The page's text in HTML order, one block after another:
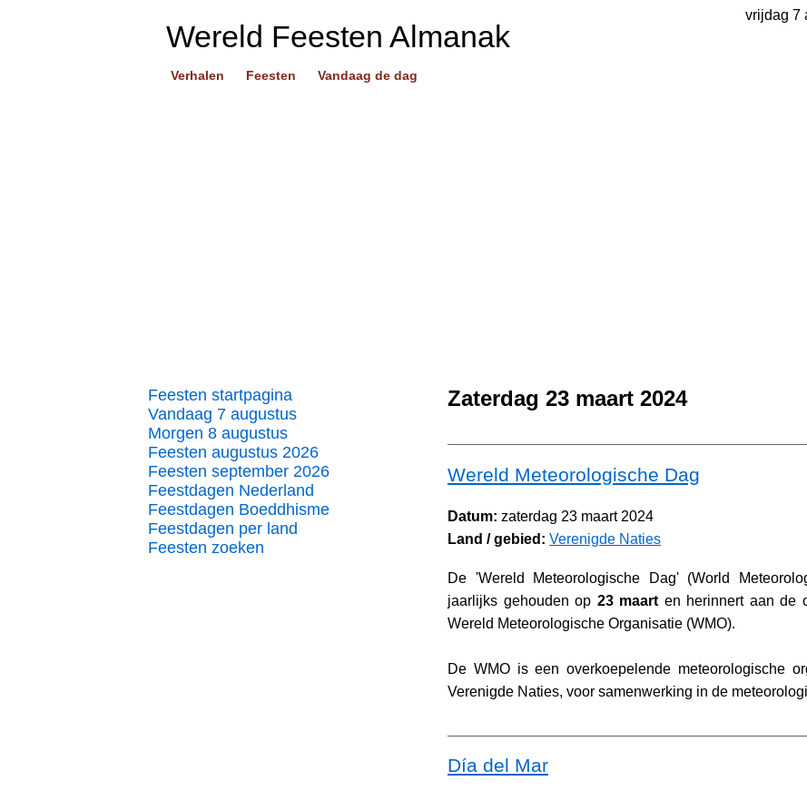
vrijdag 7
Wereld Feesten Almanak
Verhalen Feesten Vandaag de dag
Feesten startpagina
Vandaag 7 augustus
Morgen 8 augustus
Feesten augustus 2026
Feesten september 2026
Feestdagen Nederland
Feestdagen Boeddhisme
Feestdagen per land
Feesten zoeken
Zaterdag 23 maart 2024
Wereld Meteorologische Dag
Datum: zaterdag 23 maart 2024
Land / gebied: Verenigde Naties
De 'Wereld Meteorologische Dag' (World
jaarlijks gehouden op 23 maart en herinnert aan de
Wereld Meteorologische Organisatie (WMO).
De WMO is een overkoepe­lende meteorologische
Verenigde Naties, voor samenwerking in de
Día del Mar